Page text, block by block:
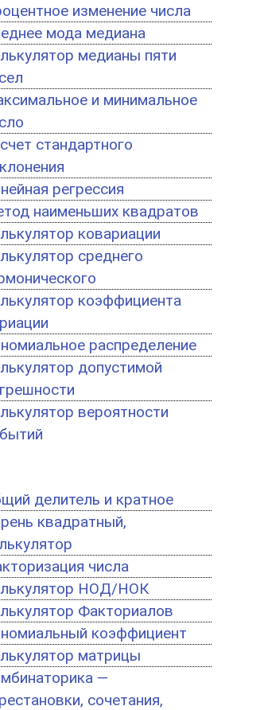
изменение числа
мода медиана
медианы пяти
и минимальное
стандартного
регрессия
наименьших квадратов
ковариации
среднего
коэффициента
распределение
допустимой
вероятности
делитель и кратное
квадратный,
числа
НОД/НОК
Факториалов
коэффициент
матрицы
—
сочетания,